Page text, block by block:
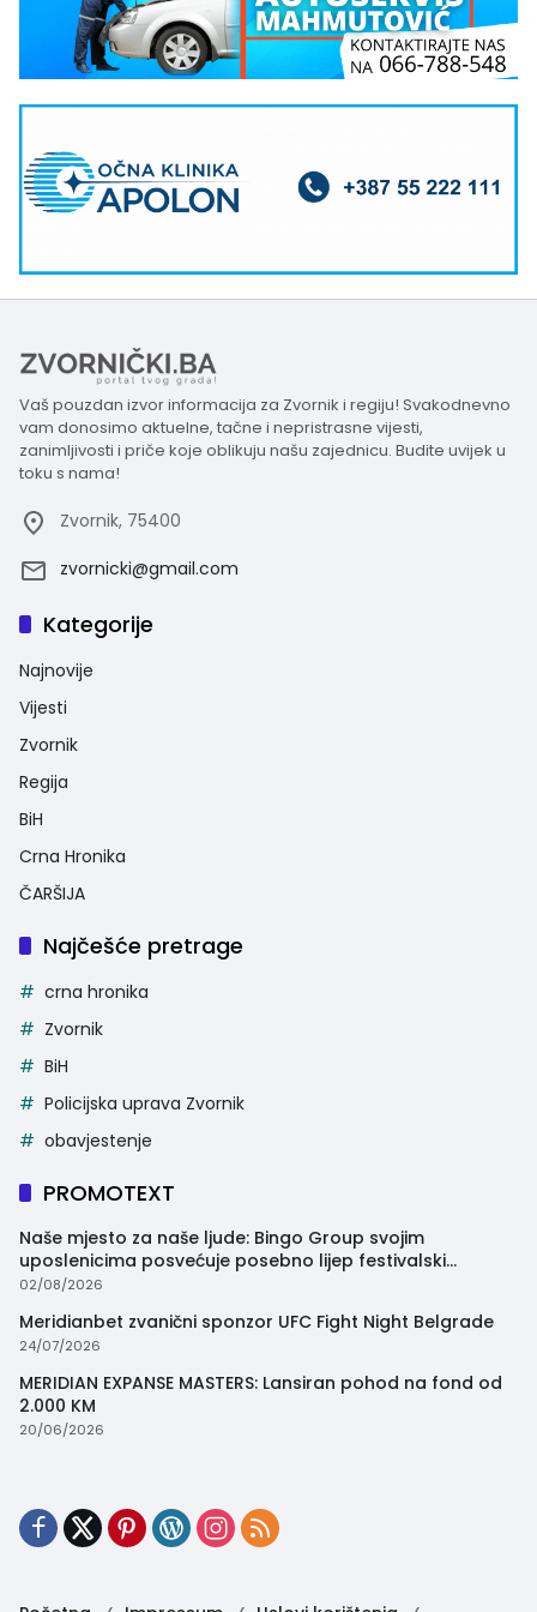
Vaš pouzdan izvor informacija za Zvornik i regiju! Svakodnevno
vam donosimo aktuelne, tačne i nepristrasne vijesti,
zanimljivosti i priče koje oblikuju našu zajednicu. Budite uvijek u
toku s nama!
Zvornik, 75400
zvornicki@gmail.com
Kategorije
Najnovije
Vijesti
Zvornik
Regija
BiH
Crna Hronika
ČARŠIJA
Najčešće pretrage
crna hronika
Zvornik
BiH
Policijska uprava Zvornik
obavjestenje
PROMOTEXT
Naše mjesto za naše ljude: Bingo Group svojim
uposlenicima posvećuje posebno lijep festivalski
trenutak
02/08/2026
Meridianbet zvanični sponzor UFC Fight Night Belgrade
24/07/2026
MERIDIAN EXPANSE MASTERS: Lansiran pohod na fond od
2.000 KM
20/06/2026